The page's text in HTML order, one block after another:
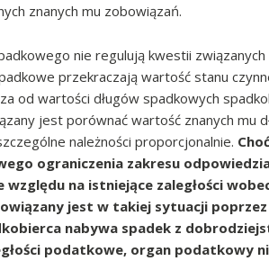
znanych mu zobowiązań.
nie regulują kwestii
przekraczają wartość stanu
od wartości długów spadkowych
jest porównać wartość znanych mu
należności proporcjonalnie.
ograniczenia zakresu
na istniejące zaległości
jest w takiej sytuacji poprzez
nabywa spadek z
podatkowe, organ podatkowy